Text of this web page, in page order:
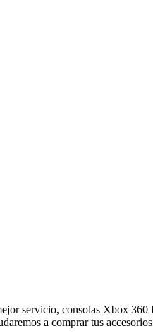
servicio, consolas Xbox
a comprar tus